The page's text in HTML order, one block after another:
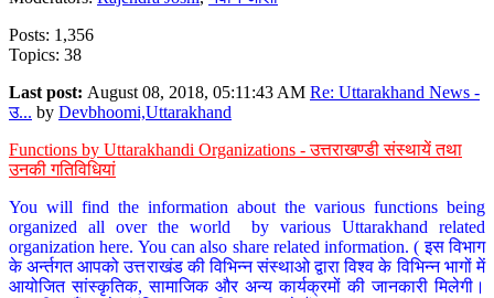
Posts: 1,356
Topics: 38
Last post: August 08, 2018, 05:11:43 AM Re: Uttarakhand News -
उ... by Devbhoomi,Uttarakhand
Functions by Uttarakhandi Organizations - उत्तराखण्डी संस्थायें तथा
उनकी गतिविधियां
You will find the information about the various functions being
organized all over the world by various Uttarakhand related
organization here. You can also share related information. ( इस विभाग
के अर्न्तगत आपको उत्तराखंड की विभिन्न संस्थाओ द्वारा विश्व के विभिन्न भागों में
आयोजित सांस्कृतिक, सामाजिक और अन्य कार्यक्रमों की जानकारी मिलेगी।